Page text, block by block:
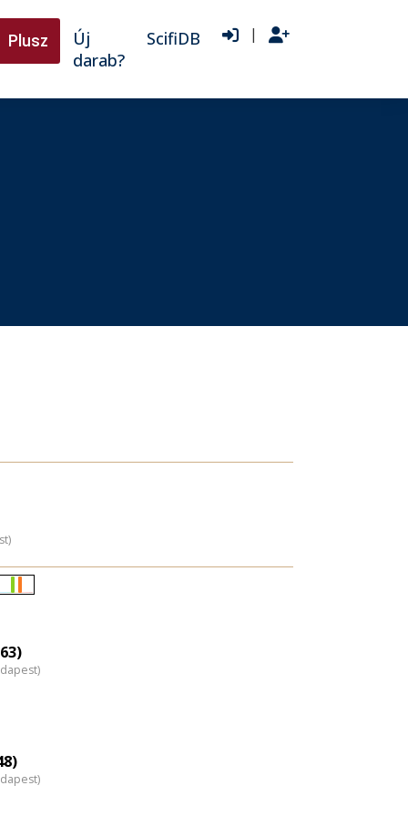
Plusz
Új
darab?
ScifiDB |
nagyítása